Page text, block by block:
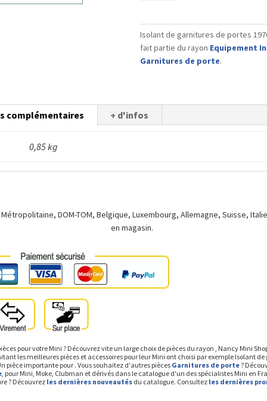
garnitures
de
portes
1970/2000
Isolant de garnitures de portes
fait partie du rayon Equipement
Garnitures de porte.
complémentaires + d'infos
0,85 kg
DOM-TOM, Belgique, Luxembourg, Allemagne, Suisse,
en magasin.
pour votre Mini ? Découvrez vite un large choix de pièces du rayon , Nancy Mini
les meilleures pièces et accessoires pour leur Mini ont choisi par exemple Isolant
pièce importante pour . Vous souhaitez d'autres pièces Garnitures de porte?
, pour Mini, Moke, Clubman et dérivés dans le catalogue d'un des spécialistes Mini en
? Découvrez les dernières nouveautésdu catalogue. Consultez les dernières